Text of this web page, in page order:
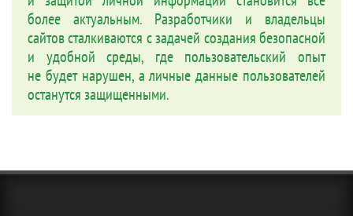
более актуальным. Разработчики и владельцы
сайтов сталкиваются с задачей создания безопасной
и удобной среды, где пользовательский опыт
не будет нарушен, а личные данные пользователей
останутся защищенными.